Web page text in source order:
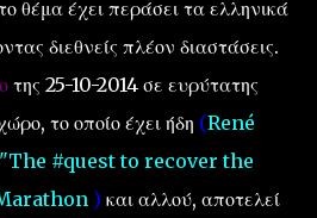
θέμα έχει περάσει τα ελληνικά
διεθνείς πλέον διαστάσεις.
της 25-10-2014 σε ευρύτατης
το οποίο έχει ήδη (René
#quest to recover the
) και αλλού, αποτελεί